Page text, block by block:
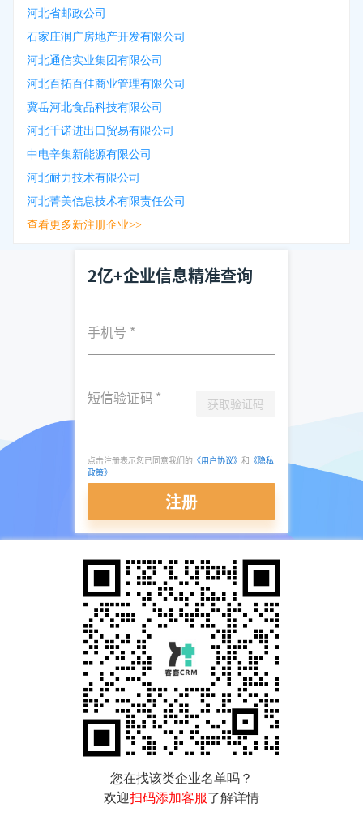
河北省邮政公司
石家庄润广房地产开发有限公司
河北通信实业集团有限公司
河北百拓百佳商业管理有限公司
冀岳河北食品科技有限公司
河北千诺进出口贸易有限公司
中电辛集新能源有限公司
河北耐力技术有限公司
河北菁美信息技术有限责任公司
查看更多新注册企业>>
2亿+企业信息精准查询
手机号 *
短信验证码 * 获取验证码
点击注册表示您已同意我们的 《用户协议》 和 《隐私
政策》
注册
您在找该类企业名单吗？
欢迎扫码添加客服了解详情